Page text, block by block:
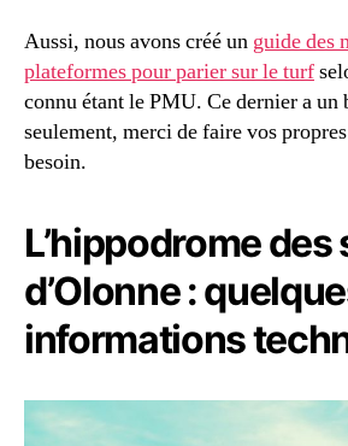
Aussi, nous avons créé un guide des
plateformes pour parier sur le turf
connu étant le PMU. Ce dernier a
seulement, merci de faire vos
besoin.
L’hippodrome des
d’Olonne :
informations